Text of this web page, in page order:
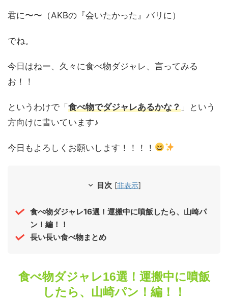
君に〜〜（AKBの『会いたかった』バリに）
でね。
今日はねー、久々に食べ物ダジャレ、言ってみる
お！！
というわけで「食べ物でダジャレあるかな？ 」という
方向けに書いています♪
今日もよろしくお願いします！！！！
目次 [非表示]
食べ物ダジャレ16選！運搬中に噴飯したら、山崎パ
ン！編！！
長い長い食べ物まとめ
食べ物ダジャレ16選！運搬中に噴飯
したら、山崎パン！編！！